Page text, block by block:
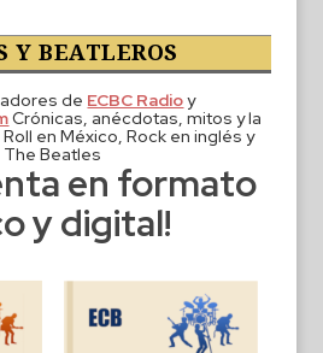
Y BEATLEROS
de ECBC Radioy
Crónicas, anécdotas, mitos y la
en México, Rock en inglés y
The Beatles
en formato
y digital!